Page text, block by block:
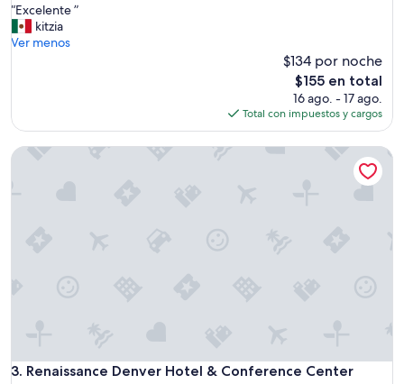
10,
Excelente,
(2,692
“
E
x
n
e
“Excelente ”
kitzia
Ver menos
$134 por noche
El
precio
actual
es
de
$155 en total
16 ago. - 17 ago.
Total con impuestos y cargos
3. Renaissance Denver Hotel & Conference Center
Renaissance Denver Hotel & Conference Center
Renaissance Denver Hotel & Conference Center